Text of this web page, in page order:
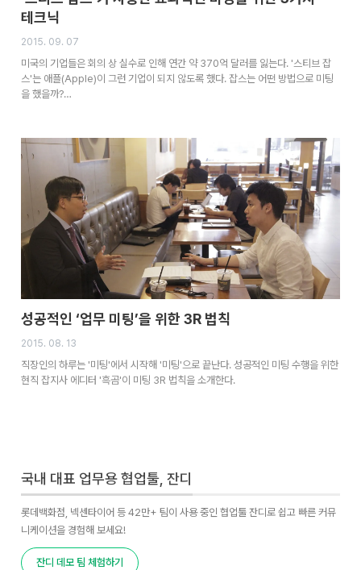
테크닉
2015. 09. 07
미국의 기업들은 회의 상 실수로 인해 연간 약 370억 달러를 잃는다. '스티브 잡
스'는 애플(Apple)이 그런 기업이 되지 않도록 했다. 잡스는 어떤 방법으로 미팅
을 했을까?…
성공적인 ‘업무 미팅’을 위한 3R 법칙
2015. 08. 13
직장인의 하루는 '미팅'에서 시작해 '미팅'으로 끝난다. 성공적인 미팅 수행을 위한
현직 잡지사 에디터 '흑곰'이 미팅 3R 법칙을 소개한다.
국내 대표 업무용 협업툴, 잔디
롯데백화점, 넥센타이어 등 42만+ 팀이 사용 중인 협업툴 잔디로 쉽고 빠른 커뮤
니케이션을 경험해 보세요!
잔디 데모 팀 체험하기